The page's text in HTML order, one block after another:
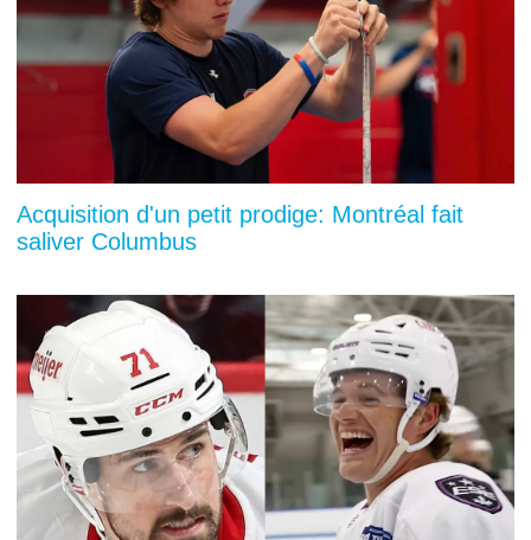
Acquisition d'un petit prodige: Montréal fait
saliver Columbus